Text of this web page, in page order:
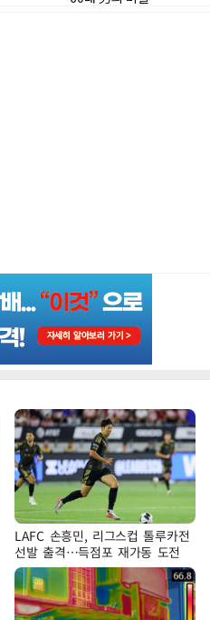
LAFC 손흥민, 리그스컵 톨루카전
선발 출격…득점포 재가동 도전